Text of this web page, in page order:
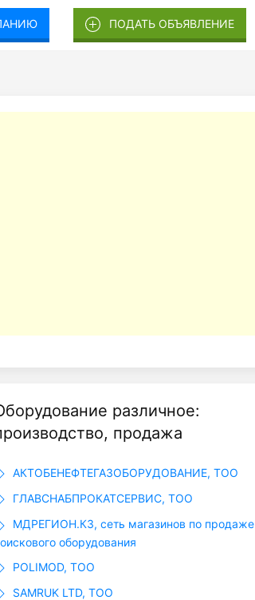
ПОДАТЬ ОБЪЯВЛЕНИЕ
различное:
продажа
АКТОБЕНЕФТЕГАЗОБОРУДОВАНИЕ, ТОО
ГЛАВСНАБПРОКАТСЕРВИС, ТОО
МДРЕГИОН.КЗ, сеть магазинов по продаже
оборудования
POLIMOD, ТОО
SAMRUK LTD, ТОО